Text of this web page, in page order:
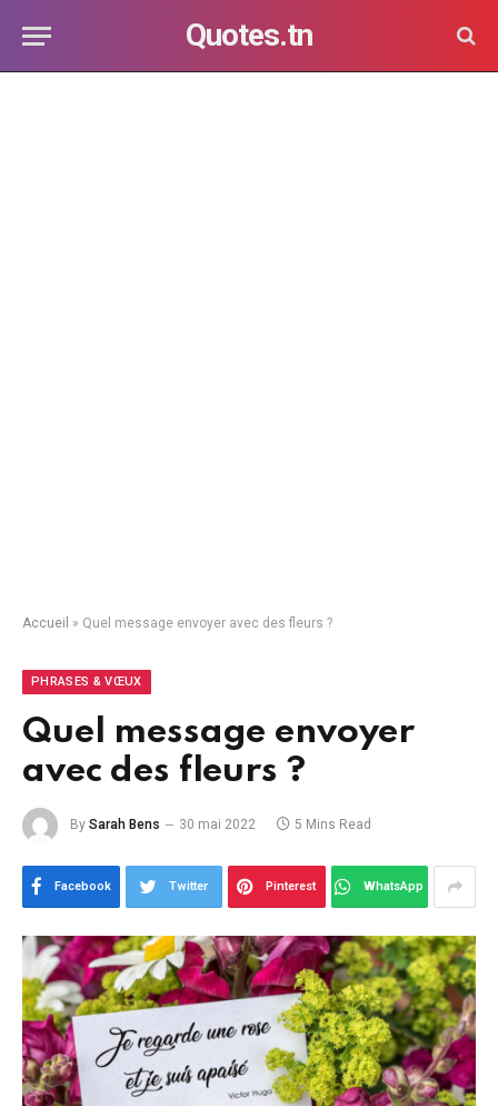
Quotes.tn
Accueil » Quel message envoyer avec des fleurs ?
PHRASES & VŒUX
Quel message envoyer
avec des fleurs ?
By Sarah Bens 30 mai 2022 5 Mins Read
Facebook Twitter Pinterest WhatsApp